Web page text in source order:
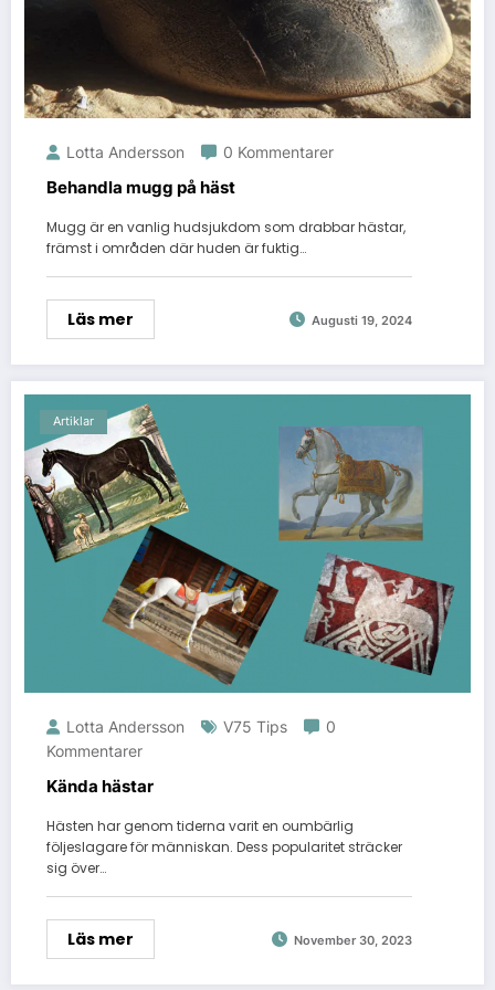
Lotta Andersson 0 Kommentarer
Behandla mugg på häst
Mugg är en vanlig hudsjukdom som drabbar hästar,
främst i områden där huden är fuktig…
Läs mer Augusti 19, 2024
Artiklar
Lotta Andersson V75 Tips
0
Kommentarer
Kända hästar
Hästen har genom tiderna varit en oumbärlig
följeslagare för människan. Dess popularitet sträcker
sig över…
Läs mer November 30, 2023